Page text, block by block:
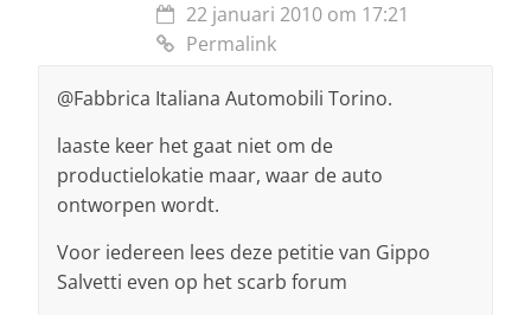
22 januari 2010 om 17:21
Permalink
@Fabbrica Italiana Automobili Torino.
laaste keer het gaat niet om de
productielokatie maar, waar de auto
ontworpen wordt.
Voor iedereen lees deze petitie van Gippo
Salvetti even op het scarb forum